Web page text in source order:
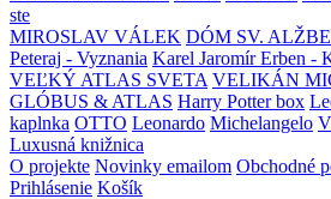
ste
MIROSLAV VÁLEK DÓM SV.
Peteraj - Vyznania Karel Jaromír Erben -
VEĽKÝ ATLAS SVETA VELIKÁN
GLÓBUS & ATLAS Harry Potter box
kaplnka OTTO Leonardo Michelangelo
Luxusná knižnica
O projekte Novinky emailom Obchodné
Prihlásenie Košík